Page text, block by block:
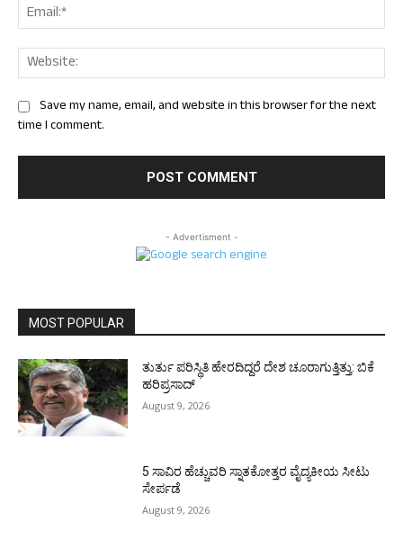
Save my name, email, and website in this browser for the next
time I comment.
- Advertisment -
MOST POPULAR
ತುರ್ತು ಪರಿಸ್ಥಿತಿ ಹೇರದಿದ್ದರೆ ದೇಶ ಚೂರಾಗುತ್ತಿತ್ತು: ಬಿಕೆ
ಹರಿಪ್ರಸಾದ್
August 9, 2026
5 ಸಾವಿರ ಹೆಚ್ಚುವರಿ ಸ್ನಾತಕೋತ್ತರ ವೈದ್ಯಕೀಯ ಸೀಟು
ಸೇರ್ಪಡೆ
August 9, 2026